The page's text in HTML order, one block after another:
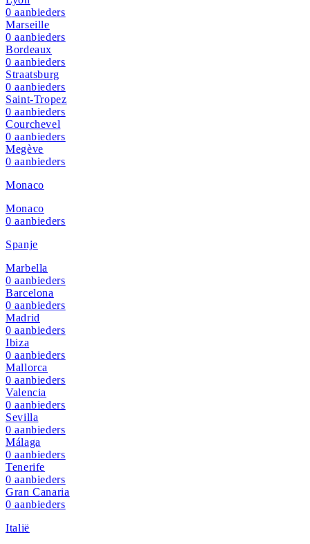
0 aanbieders
Marseille
0 aanbieders
Bordeaux
0 aanbieders
Straatsburg
0 aanbieders
Saint-Tropez
0 aanbieders
Courchevel
0 aanbieders
Megève
0 aanbieders
Monaco
Monaco
0 aanbieders
Spanje
Marbella
0 aanbieders
Barcelona
0 aanbieders
Madrid
0 aanbieders
Ibiza
0 aanbieders
Mallorca
0 aanbieders
Valencia
0 aanbieders
Sevilla
0 aanbieders
Málaga
0 aanbieders
Tenerife
0 aanbieders
Gran Canaria
0 aanbieders
Italië